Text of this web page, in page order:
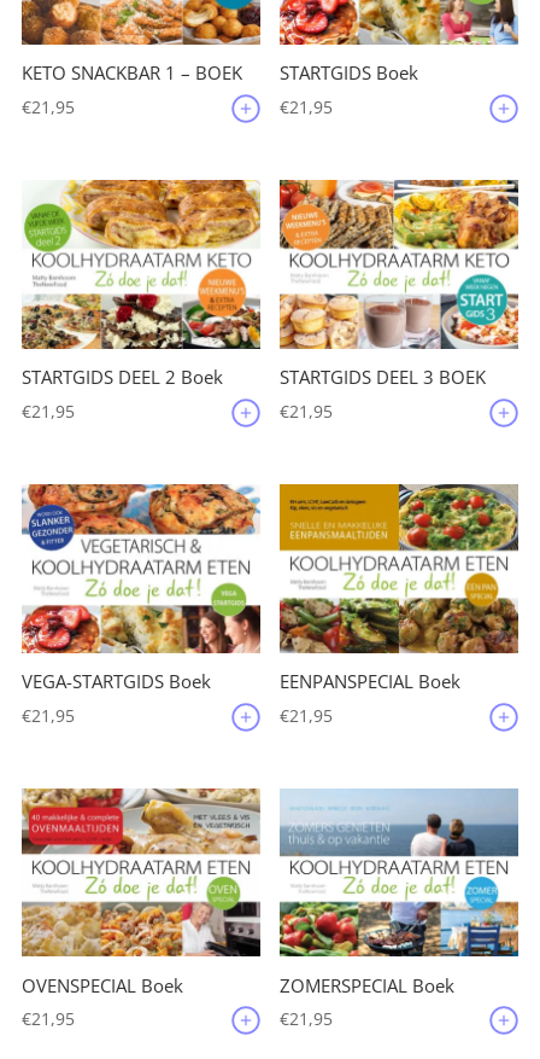
KETO SNACKBAR 1 – BOEK
€21,95
STARTGIDS Boek
€21,95
STARTGIDS DEEL 2 Boek
€21,95
STARTGIDS DEEL 3 BOEK
€21,95
VEGA-STARTGIDS Boek
€21,95
EENPANSPECIAL Boek
€21,95
OVENSPECIAL Boek
€21,95
ZOMERSPECIAL Boek
€21,95